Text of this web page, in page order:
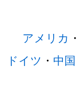
アメリカ ・
ドイツ ・ 中国